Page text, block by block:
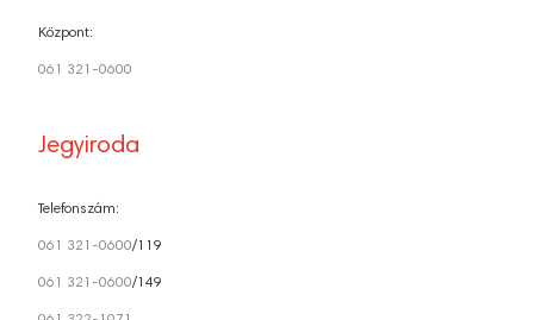
Központ:
061 321-0600
Jegyiroda
Telefonszám:
061 321-0600/119
061 321-0600/149